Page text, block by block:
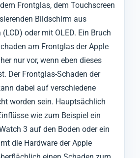
Frontglas, dem Touchscreen
Bildschirm aus
oder mit OLED. Ein Bruch
am Frontglas der Apple
nur vor, wenn eben dieses
Der Frontglas-Schaden der
dabei auf verschiedene
worden sein. Hauptsächlich
wie zum Beispiel ein
3 auf den Boden oder ein
die Hardware der Apple